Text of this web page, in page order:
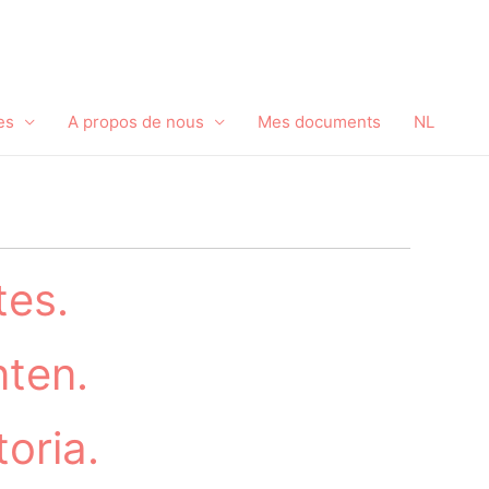
A propos de nous Mes documents NL